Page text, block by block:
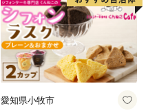
愛知県小牧市